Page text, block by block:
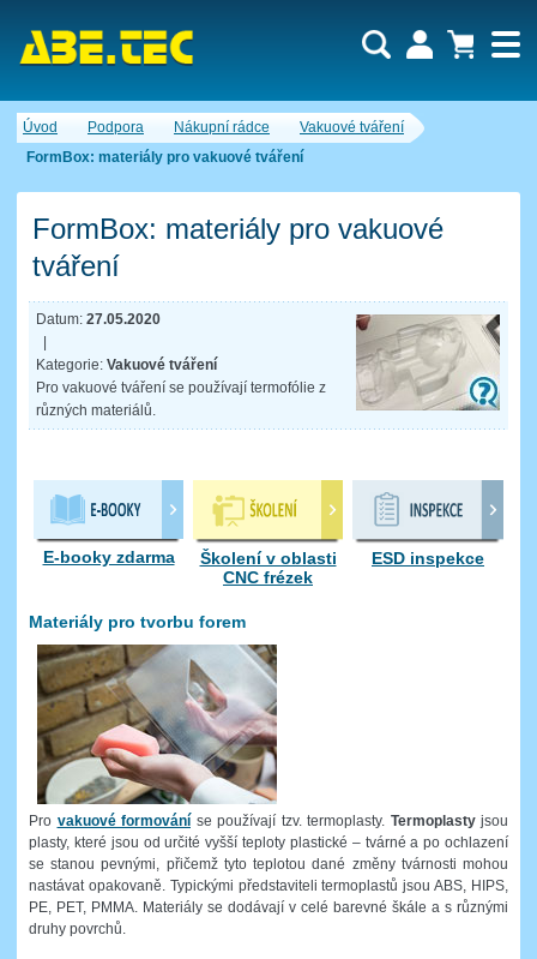
Úvod Podpora Nákupní rádce
Vakuové tváření
FormBox: materiály pro vakuové tváření
FormBox: materiály pro vakuové
tváření
Datum: 27.05.2020
Kategorie: Vakuové tváření
Pro vakuové tváření se používají termofólie z
různých materiálů.
E-booky zdarma
Školení v oblasti
CNC frézek
ESD inspekce
Materiály pro tvorbu forem
Pro vakuové formování se používají tzv. termoplasty. Termoplastyjsou
plasty, které jsou od určité vyšší teploty plastické – tvárné a po ochlazení
se stanou pevnými, přičemž tyto teplotou dané změny tvárnosti mohou
nastávat opakovaně. Typickými představiteli termoplastů jsou ABS, HIPS,
PE, PET, PMMA. Materiály se dodávají v celé barevné škále a s různými
druhy povrchů.
Nákupní košík je momentálně prázdný.
Počet produktů:0
Cena celkem:0,00 CZK
Uživatel:
Heslo:
Zapomenuté heslo Nová registrace